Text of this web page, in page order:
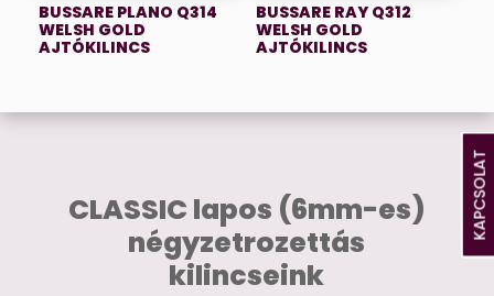
BUSSARE PLANO Q314
WELSH GOLD
AJTÓKILINCS
BUSSARE RAY Q312
WELSH GOLD
AJTÓKILINCS
CLASSIC lapos (6mm-es)
négyzetrozettás
kilincseink
KAPCSOLAT